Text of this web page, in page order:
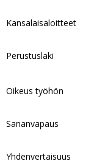
Kansalaisaloitteet
Perustuslaki
Oikeus työhön
Sananvapaus
Yhdenvertaisuus